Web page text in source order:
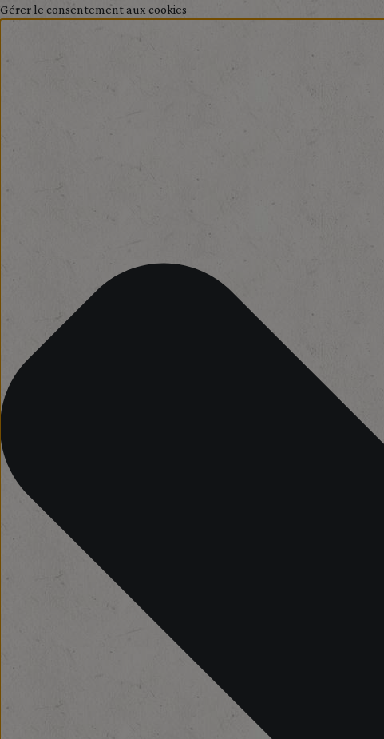
Gérer le consentement aux cookies